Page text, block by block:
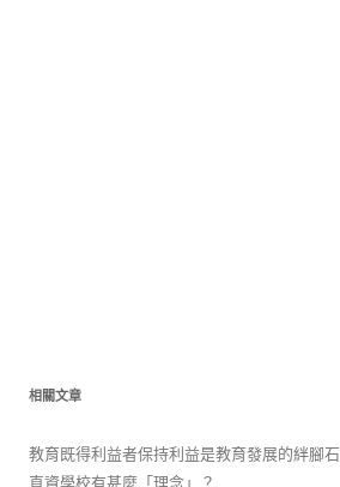
相關文章
教育既得利益者保持利益是教育發展的絆腳石
直資學校有甚麼「理念」？